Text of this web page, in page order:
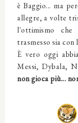
è Baggio... ma
allegre, a volte
l'ottimismo che
trasmesso sia
È vero oggi
Messi, Dybala,
non gioca più...